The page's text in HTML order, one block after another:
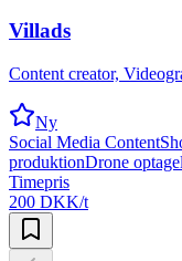
Villads
Content creator,
Ny
Social Media Content
produktionDrone
Timepris
200 DKK/t